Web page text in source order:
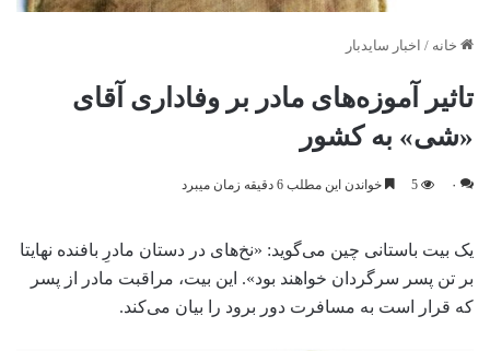
خانه / اخبار سایدبار
تاثیر آموزه‌های مادر بر وفاداری آقای
«شی» به کشور
۰ 5 خواندن این مطلب 6 دقیقه زمان میبرد
یک بیت باستانی چین می‌گوید: «نخ‌های در دستان مادرِ بافنده نهایتا
بر تن پسر سرگردان خواهند بود». این بیت، مراقبت مادر از پسر
که قرار است به مسافرت دور برود را بیان می‌کند.